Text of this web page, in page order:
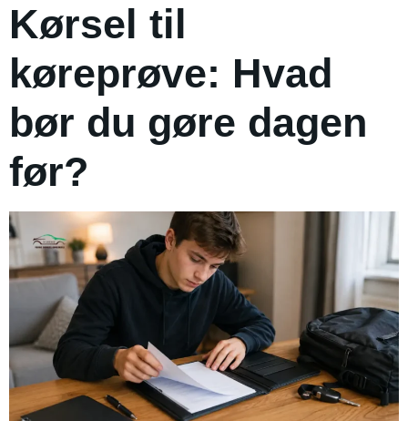
Kørsel til
køreprøve: Hvad
bør du gøre dagen
før?